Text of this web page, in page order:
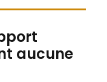
aucune